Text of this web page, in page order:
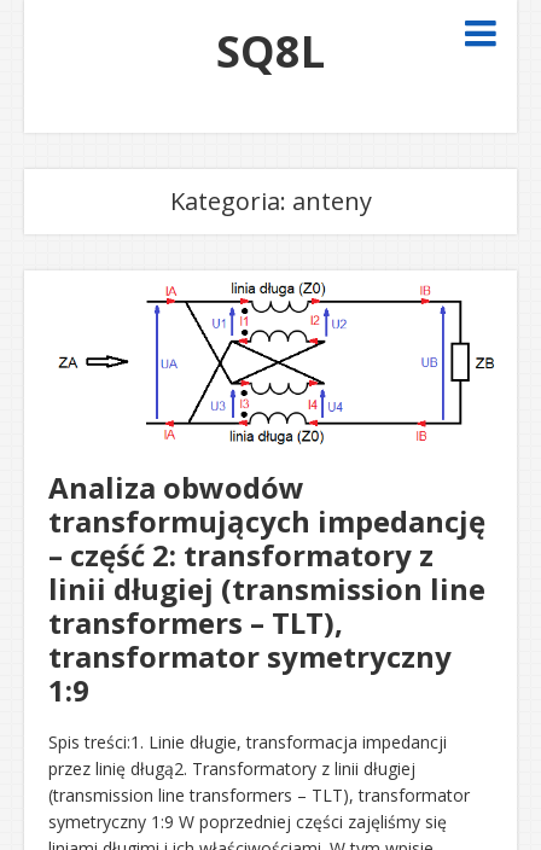
SQ8L
Kategoria: anteny
Analiza obwodów
transformujących impedancję
– część 2: transformatory z
linii długiej (transmission line
transformers – TLT),
transformator symetryczny
1:9
Spis treści:1. Linie długie, transformacja impedancji
przez linię długą2. Transformatory z linii długiej
(transmission line transformers – TLT), transformator
symetryczny 1:9 W poprzedniej części zajęliśmy się